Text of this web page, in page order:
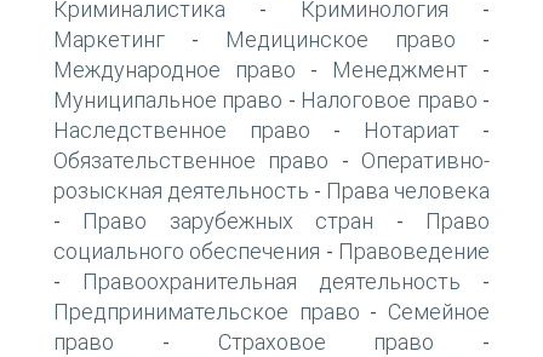
Криминалистика - Криминология -
Маркетинг - Медицинское право -
Международное право - Менеджмент -
Муниципальное право - Налоговое право -
Наследственное право - Нотариат -
Обязательственное право - Оперативно-
розыскная деятельность - Права человека
- Право зарубежных стран -
Право
социального обеспечения - Правоведение
- Правоохранительная деятельность -
Предпринимательское право - Семейное
право - Страховое право -